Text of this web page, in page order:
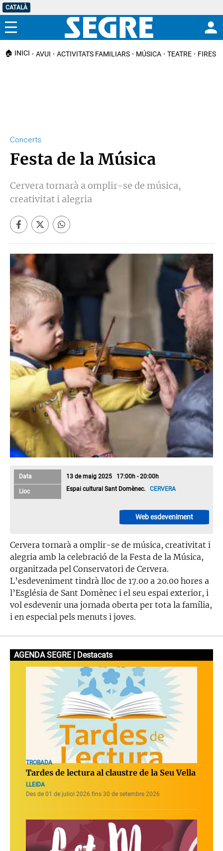
CATALÀ
Menú
🏠 INICI AVUI ACTIVITATS FAMILIARS MÚSICA TEATRE FIRES I
Concerts
Festa de la Música
Cervera tornarà a omplir-se de música,
creativitat i alegria
Data 13 de maig 2025 17:00h - 20:00h
Lloc Espai cultural Sant Domènec.CERVERA
Web esdeveniment
Cervera tornarà a omplir-se de música, creativitat i
alegria amb la celebració de la Festa de la Música,
organitzada pel Conservatori de Cervera.
L’esdeveniment tindrà lloc de 17.00 a 20.00 hores a
l’Església de Sant Domènec i el seu espai exterior, i
vol esdevenir una jornada oberta per tota la família,
i en especial pels menuts i joves.
AGENDA SEGRE | Destacats
TROBADA
Tardes de lectura al claustre de la Seu Vella
LLEIDA
Des de 01 de juliol 2026 fins 30 de setembre 2026